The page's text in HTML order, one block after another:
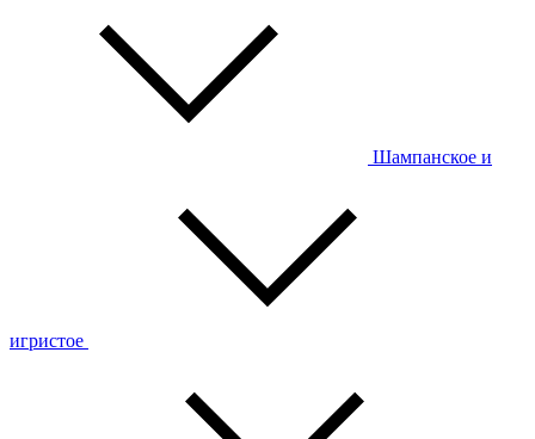
Шампанское и
игристое